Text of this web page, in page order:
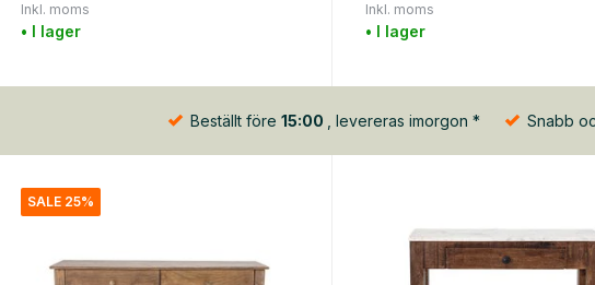
Inkl. moms
• I lager
Inkl. moms
• I lager
Beställt före 15:00 , levereras imorgon * Snabb
SALE 25%